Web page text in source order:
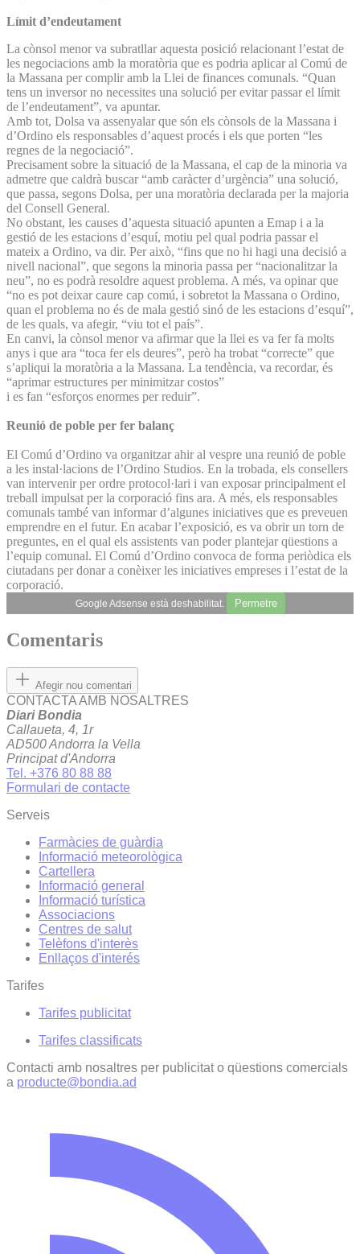
Límit d’endeutament
La cònsol menor va subratllar aquesta posició relacionant l’estat de
les negociacions amb la moratòria que es podria aplicar al Comú de
la Massana per complir amb la Llei de finances comunals. “Quan
tens un inversor no necessites una solució per evitar passar el límit
de l’endeutament”, va apuntar.
Amb tot, Dolsa va assenyalar que són els cònsols de la Massana i
d’Ordino els responsables d’aquest procés i els que porten “les
regnes de la negociació”.
Precisament sobre la situació de la Massana, el cap de la minoria va
admetre que caldrà buscar “amb caràcter d’urgència” una solució,
que passa, segons Dolsa, per una moratòria declarada per la majoria
del Consell General.
No obstant, les causes d’aquesta situació apunten a Emap i a la
gestió de les estacions d’esquí, motiu pel qual podria passar el
mateix a Ordino, va dir. Per això, “fins que no hi hagi una decisió a
nivell nacional”, que segons la minoria passa per “nacionalitzar la
neu”, no es podrà resoldre aquest problema. A més, va opinar que
“no es pot deixar caure cap comú, i sobretot la Massana o Ordino,
quan el problema no és de mala gestió sinó de les estacions d’esquí”,
de les quals, va afegir, “viu tot el país”.
En canvi, la cònsol menor va afirmar que la llei es va fer fa molts
anys i que ara “toca fer els deures”, però ha trobat “correcte” que
s’apliqui la moratòria a la Massana. La tendència, va recordar, és
“aprimar estructures per minimitzar costos”
i es fan “esforços enormes per reduir”.
Reunió de poble per fer balanç
El Comú d’Ordino va organitzar ahir al vespre una reunió de poble
a les instal·lacions de l’Ordino Studios. En la trobada, els consellers
van intervenir per ordre protocol·lari i van exposar principalment el
treball impulsat per la corporació fins ara. A més, els responsables
comunals també van informar d’algunes iniciatives que es preveuen
emprendre en el futur. En acabar l’exposició, es va obrir un torn de
preguntes, en el qual els assistents van poder plantejar qüestions a
l’equip comunal. El Comú d’Ordino convoca de forma periòdica els
ciutadans per donar a conèixer les iniciatives empreses i l’estat de la
corporació.
Google Adsense està deshabilitat. Permetre
Comentaris
Afegir nou comentari
CONTACTA AMB NOSALTRES
Diari Bondia
Callaueta, 4, 1r
AD500 Andorra la Vella
Principat d'Andorra
Tel. +376 80 88 88
Formulari de contacte
Serveis
Farmàcies de guàrdia
Informació meteorològica
Cartellera
Informació general
Informació turística
Associacions
Centres de salut
Telèfons d'interès
Enllaços d'interés
Tarifes
Tarifes publicitat
Tarifes classificats
Contacti amb nosaltres per publicitat o qüestions comercials
a producte@bondia.ad